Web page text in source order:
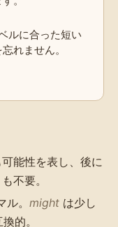
ルに合った短い
れません。
能性を表し、後に
も不要。
。 might は少し
的。